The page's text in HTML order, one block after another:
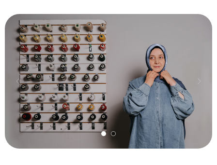
другие направления.
Срок гранта закончился в сентябре 2025
года. По документам мы должны были
завершить работу. Но решили продолжить.
Сейчас пробуем выстроить модель вне
грантовой поддержки. Это сложно, но мы
не хотим закрываться.